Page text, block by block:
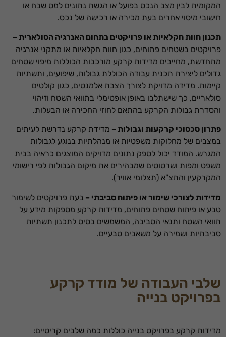
המקומית לבין מצב הנכס בפועל או הגשת נתונים למס שבח או
חישובי מיסוי אחרים בעת מכירה או רכישה של נכס.
תכנון חוות חקלאיות או פרויקטים בתחום האנרגיה הסולארית –
פרויקטים בשטחים פתוחים, כגון חוות חקלאיות או מתקני אנרגיה
מתחדשת, מחייבים מדידות קרקע מורכבות הכוללות מיפוי שטחים
גדולים ליצירת תכנית עבודה הכוללת גבולות, שיפועים, ותשתיות
קיימות. מדידה מדויקת לצורך הצבת אלמנטים, כגון קולטים
סולאריים, כך שישתלבו באופן אופטימלי בתוואי השטח וזיהוי
והסדרת גבולות הקרקע בהתאם לחוזי החכירה או הבעלות.
פתרון סכסוכי קרקעות וגבולות – מדידת קרקע נדרשת לעיתים
במצבים של מחלוקות משפטיות או מנהלתיות בנוגע לגבולות
המגרש. המודד יכול לספק נתונים מדויקים המוצגים כראיה בבית
משפט ומפות ושרטוטים שמבהירים את מיקום הגבולות לפי רישומי
המקרקעין והתצ"א (תצלומי אוויר).
מדידות לצורכי שימור או פיתוח סביבתי – בעת פרויקטים לשימור
טבע או פיתוח שטחים פתוחים, מדידות קרקע מספקות מידע על
תוואי השטח ותנאי הסביבה, המשמשים בסיס לתכנון תשתיות
סביבתיות ושמירה על משאבים טבעיים.
שלבי העבודה של מודד קרקע
בפרויקט בנייה
מדידות קרקע בפרויקט בנייה כוללות כמה שלבים קריטיים: